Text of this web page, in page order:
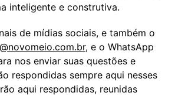
inteligente e construtiva.
de mídias sociais, e também o
, e o WhatsApp
nos enviar suas questões e
respondidas sempre aqui nesses
aqui respondidas, reunidas